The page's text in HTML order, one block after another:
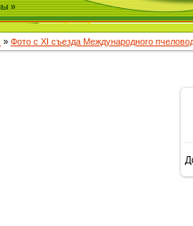
»
» Фото с XI съезда Международного